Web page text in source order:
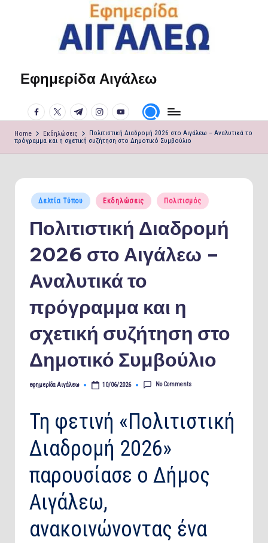
Εφημερίδα Αιγάλεω
φωνή
σου!
facebook.com
twitter.com
t.me instagram.com
youtube.com
Home Εκδηλώσεις
Πολιτιστική Διαδρομή 2026 στο Αιγάλεω – Αναλυτικά το
πρόγραμμα και η σχετική συζήτηση στο Δημοτικό Συμβούλιο
Posted
in
Δελτία Τύπου Εκδηλώσεις Πολιτισμός
Πολιτιστική Διαδρομή
2026 στο Αιγάλεω –
Αναλυτικά το
πρόγραμμα και η
σχετική συζήτηση στο
Δημοτικό Συμβούλιο
Posted
εφημερίδα Αιγάλεω 10/06/2026 No Comments
Τη φετινή «Πολιτιστική
Διαδρομή 2026»
παρουσίασε ο Δήμος
Αιγάλεω,
ανακοινώνοντας ένα